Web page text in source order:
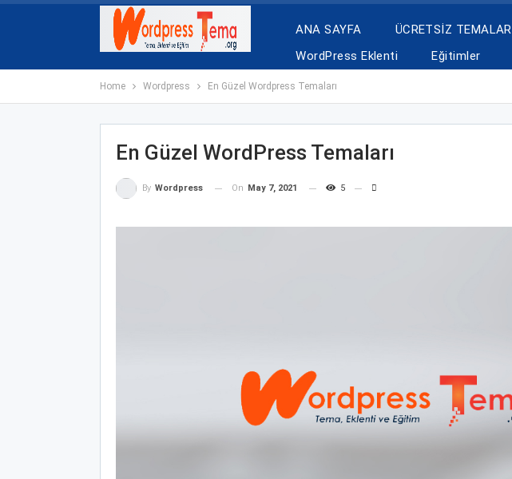
ANA SAYFA ÜCRETSİZ TEMALAR
WordPress Eklenti
Eğitimler
Home Wordpress En Güzel Wordpress Temaları
En Güzel WordPress Temaları
By Wordpress On May 7, 2021 5